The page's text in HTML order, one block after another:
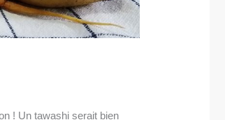
! Un tawashi serait bien